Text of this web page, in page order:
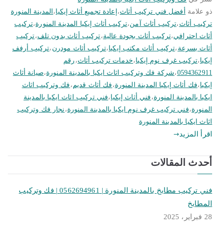
ذو علامة
أفضل فني تركيب أثاث، إعادة تجميع أثاث إيكيا، المدينة المنورة
تركيب أثاث ،تركيب أثاث آمن،تركيب أثاث إيكيا المدينة المنورة،تركيب
أثاث احترافي،تركيب أثاث بجودة عالية،تركيب أثاث بدون تلف،تركيب
أثاث بسرعة ،تركيب أثاث مكتب إيكيا،تركيب أثاث مودرن ،تركيب أرفف
إيكيا،تركيب غرف نوم إيكيا،خدمات تركيب أثاث، رقم
0594362911،شركة فك وتركيب اثاث ايكيا بالمدينة المنورة،صيانة أثاث
إيكيا،فك أثاث إيكيا المدينة المنورة، فك أثاث قديم، فك وتركيب اثاث
ايكيا بالمدينة المنورة، فني أثاث إيكيا،فني تركيب اثاث ايكيا بالمدينة
المنورة،فني تركيب غرف نوم ايكيا بالمدينة المنورة، نجار فك وتركيب
اثاث ايكيا بالمدينة المنورة
اقرأ المزيد
أحدث المقالات
فني تركيب مطابخ بالمدينة المنورة | 0562694961 | فك وتركيب
المطابخ
28 فبراير، 2025